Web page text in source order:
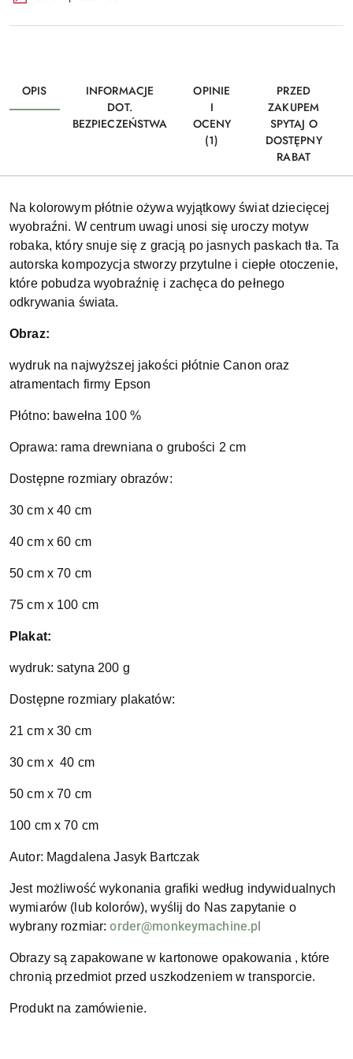
OPIS
INFORMACJE
DOT.
BEZPIECZEŃSTWA
OPINIE
I
OCENY
(1)
PRZED
ZAKUPEM
SPYTAJ O
DOSTĘPNY
RABAT
Na kolorowym płótnie ożywa wyjątkowy świat dziecięcej
wyobraźni. W centrum uwagi unosi się uroczy motyw
robaka, który snuje się z gracją po jasnych paskach tła. Ta
autorska kompozycja stworzy przytulne i ciepłe otoczenie,
które pobudza wyobraźnię i zachęca do pełnego
odkrywania świata.
Obraz:
wydruk na najwyższej jakości płótnie Canon oraz
atramentach firmy Epson
Płótno: bawełna 100 %
Oprawa: rama drewniana o grubości 2 cm
Dostępne rozmiary obrazów:
30 cm x 40 cm
40 cm x 60 cm
50 cm x 70 cm
75 cm x 100 cm
Plakat:
wydruk: satyna 200 g
Dostępne rozmiary plakatów:
21 cm x 30 cm
30 cm x 40 cm
50 cm x 70 cm
100 cm x 70 cm
Autor: Magdalena Jasyk Bartczak
Jest możliwość wykonania grafiki według indywidualnych
wymiarów (lub kolorów), wyślij do Nas zapytanie o
wybrany rozmiar:order@monkeymachine.pl
Obrazy są zapakowane w kartonowe opakowania , które
chronią przedmiot przed uszkodzeniem w transporcie.
Produkt na zamówienie.